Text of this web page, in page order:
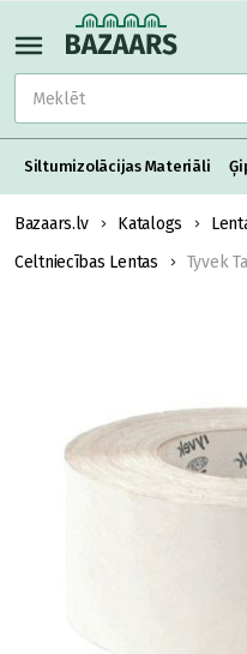
Siltumizolācijas Materiāli
Bazaars.lv Katalogs
Celtniecības Lentas
Tyvek